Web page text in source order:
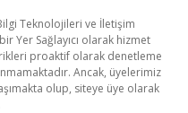
Teknolojileri ve İletişim
Yer Sağlayıcı olarak hizmet
proaktif olarak denetleme
Ancak, üyelerimiz
olup, siteye üye olarak